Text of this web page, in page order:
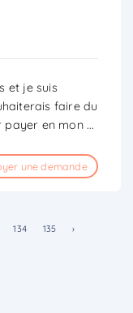
et je suis
faire du
payer en mon...
une demande
134 135 ›